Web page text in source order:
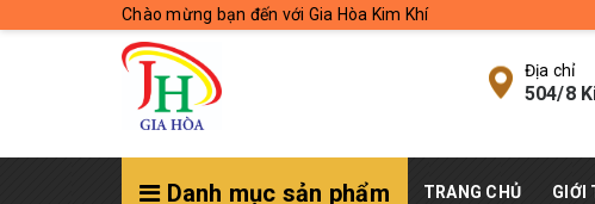
Chào mừng bạn đến với Gia Hòa Kim Khí
Địa chỉ
504/8
Danh mục sản phẩm TRANG CHỦ GIỚI